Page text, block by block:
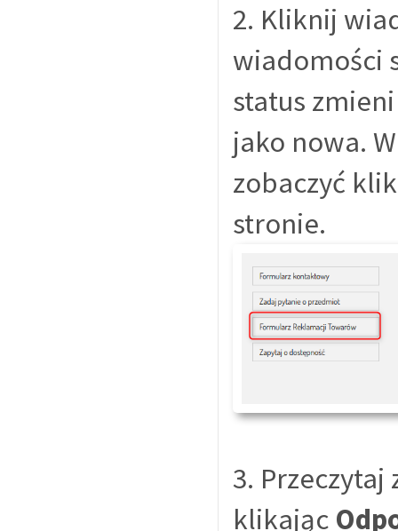
2. Kliknij
wiadomości
status
jako nowa.
zobaczyć
stronie.
3.
klikając